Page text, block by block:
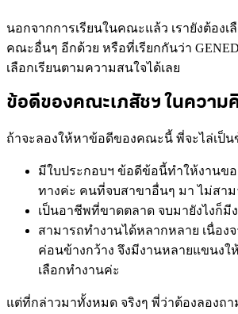
นอกจากการเรียนในคณะแล้ว เรายังต้องเ
คณะอื่นๆ อีกด้วย หรือที่เรียกกันว่า
เลือกเรียนตามความสนใจได้เลย
ข้อดีของคณะเภสัชฯ ในควา
ถ้าจะลองให้หาข้อดีของคณะนี้ พี่จะไล่เป็น
มีใบประกอบฯ ข้อดีข้อนี้ทำให้งานขอ
ทางค่ะ คนที่จบสาขาอื่นๆ มา ไม่สา
เป็นอาชีพที่ขาดตลาด จบมายังไงก็
สามารถทำงานได้หลากหลาย เนื่อง
ค่อนข้างกว้าง จึงมีงานหลายแขนงให้
เลือกทำงานค่ะ
แต่ที่กล่าวมาทั้งหมด จริงๆ พี่ว่าต้องลองถา